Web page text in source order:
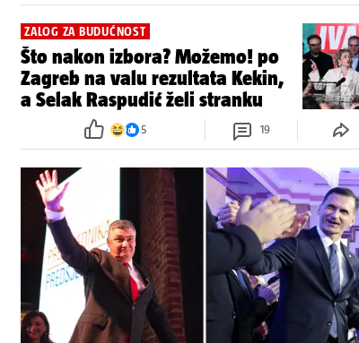
ZALOG ZA BUDUĆNOST
Što nakon izbora? Možemo! po
Zagreb na valu rezultata Kekin,
a Selak Raspudić želi stranku
5 19